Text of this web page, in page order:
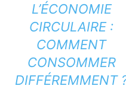
L’ÉCONOMIE
CIRCULAIRE :
COMMENT
CONSOMMER
DIFFÉREMMENT